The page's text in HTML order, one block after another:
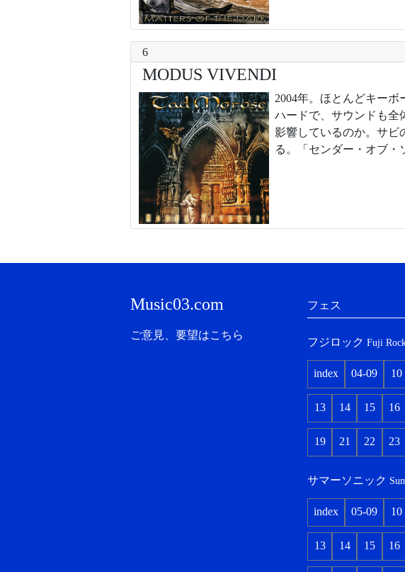
6
MODUS VIVENDI
2004年。ほとんどキー
ハードで、サウンドも全
影響しているのか。サビ
る。「センダー・オブ・
フェス
フジロック Fuji
index 04-09 10
13 14 15 16
19 21 22 23
サマーソニック
index 05-09 10
13 14 15 16
Music03.com
ご意見、要望はこちら